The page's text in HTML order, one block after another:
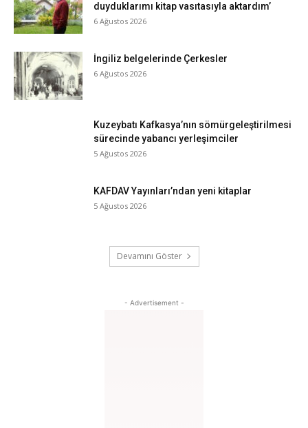
duyduklarımı kitap vasıtasıyla aktardım’
6 Ağustos 2026
İngiliz belgelerinde Çerkesler
6 Ağustos 2026
Kuzeybatı Kafkasya’nın sömürgeleştirilmesi
sürecinde yabancı yerleşimciler
5 Ağustos 2026
KAFDAV Yayınları’ndan yeni kitaplar
5 Ağustos 2026
Devamını Göster
- Advertisement -